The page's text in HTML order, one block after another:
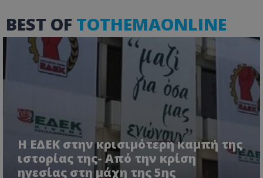
BEST OF TOTHEMAONLINE
Η ΕΔΕΚ στην κρισιμότερη καμπή της
ιστορίας της- Από την κρίση
ηγεσίας στη μάχη της 5ης
VISITOR_PRIVACY_METADATA
YouTube
.youtube.com